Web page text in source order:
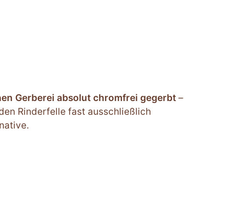
Gerberei absolut chromfrei gegerbt–
Rinderfelle fast ausschließlich